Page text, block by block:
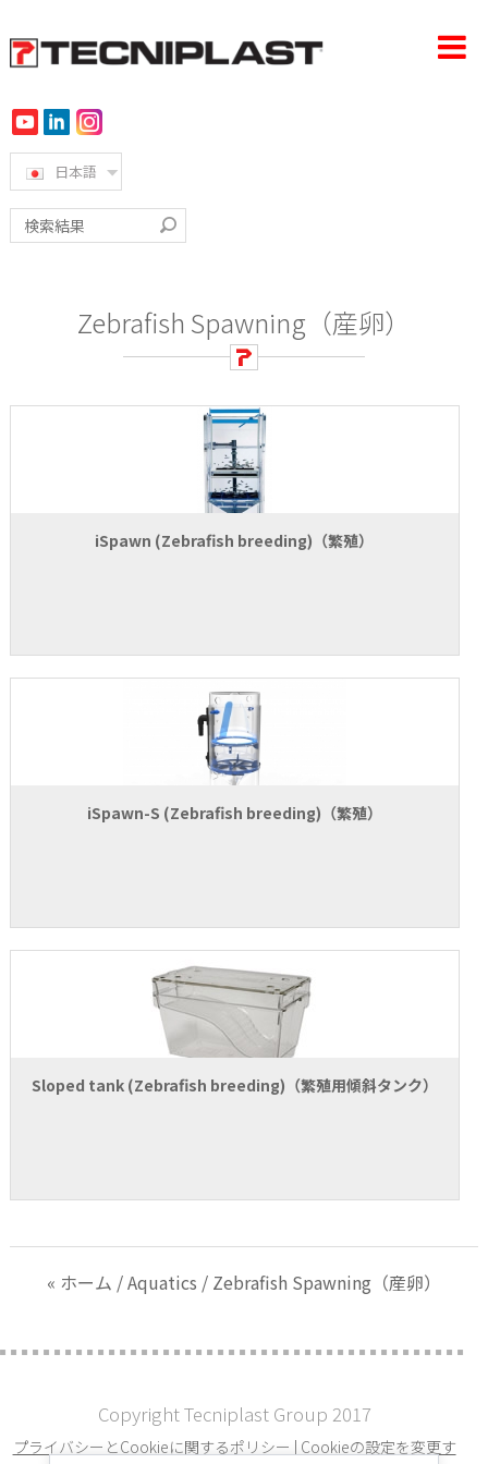
ホーム
会社概要
導入事例
ニュース＆イベント
日本語
Zebrafish Spawning（産卵）
iSpawn (Zebrafish breeding)（繁殖）
iSpawn-S (Zebrafish breeding)（繁殖）
Sloped tank (Zebrafish breeding)（繁殖用傾斜タンク）
« ホーム /Aquatics / Zebrafish Spawning（産卵）
Copyright Tecniplast Group 2017
プライバシーとCookieに関するポリシー | Cookieの設定を変更す